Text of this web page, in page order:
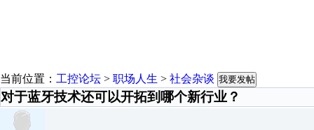
当前位置： 工控论坛 > 职场人生 > 社会杂谈 我要发帖
对于蓝牙技术还可以开拓到哪个新行业？